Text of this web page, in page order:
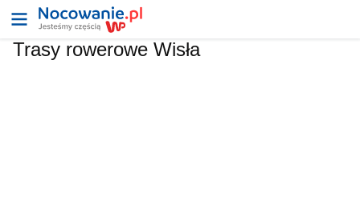
Trasy rowerowe Wisła